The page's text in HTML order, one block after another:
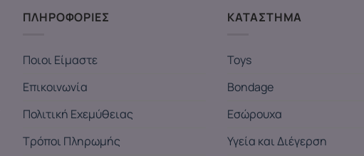
ΠΛΗΡΟΦΟΡΙΕΣ
Ποιοι Είμαστε
Επικοινωνία
Πολιτική Εχεμύθειας
Τρόποι Πληρωμής
ΚΑΤΑΣΤΗΜΑ
Toys
Bondage
Εσώρουχα
Υγεία και Διέγερση